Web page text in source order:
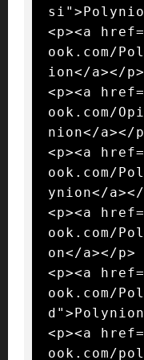
<p><a
ook.com/
ion</a></p>
<p><a
ook.com/
nion</a></
<p><a
ook.com/
ynion</a></
<p><a
ook.com/
on</a></p>
<p><a
ook.com/
<p><a
ook.com/